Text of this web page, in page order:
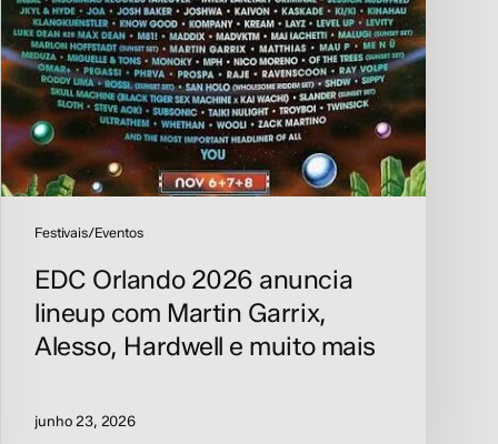
Festivais/Eventos
Hardwell
muito
mais
EDC Orlando 2026 anuncia
lineup com Martin Garrix,
Alesso, Hardwell e muito mais
junho 23, 2026